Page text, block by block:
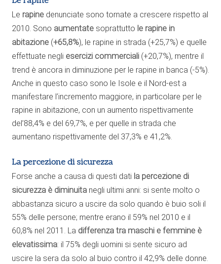
Le rapine denunciate sono tornate a crescere rispetto al
2010. Sono aumentate soprattutto le rapine in
abitazione (+65,8%), le rapine in strada (+25,7%) e quelle
effettuate negli esercizi commerciali (+20,7%), mentre il
trend è ancora in diminuzione per le rapine in banca (-5%).
Anche in questo caso sono le Isole e il Nord-est a
manifestare l’incremento maggiore, in particolare per le
rapine in abitazione, con un aumento rispettivamente
del’88,4% e del 69,7%, e per quelle in strada che
aumentano rispettivamente del 37,3% e 41,2%.
La percezione di sicurezza
Forse anche a causa di questi dati la percezione di
sicurezza è diminuita negli ultimi anni: si sente molto o
abbastanza sicuro a uscire da solo quando è buio soli il
55% delle persone; mentre erano il 59% nel 2010 e il
60,8% nel 2011. La differenza tra maschi e femmine è
elevatissima: il 75% degli uomini si sente sicuro ad
uscire la sera da solo al buio contro il 42,9% delle donne.